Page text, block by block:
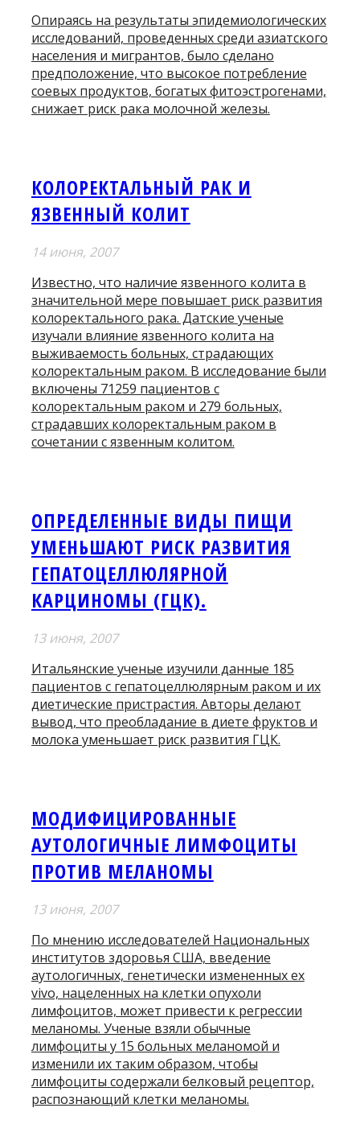
Опираясь на результаты эпидемиологических
исследований, проведенных среди азиатского
населения и мигрантов, было сделано
предположение, что высокое потребление
соевых продуктов, богатых фитоэстрогенами,
снижает риск рака молочной железы.
КОЛОРЕКТАЛЬНЫЙ РАК И
ЯЗВЕННЫЙ КОЛИТ
14 июня, 2007
Известно, что наличие язвенного колита в
значительной мере повышает риск развития
колоректального рака. Датские ученые
изучали влияние язвенного колита на
выживаемость больных, страдающих
колоректальным раком. В исследование были
включены 71259 пациентов с
колоректальным раком и 279 больных,
страдавших колоректальным раком в
сочетании с язвенным колитом.
ОПРЕДЕЛЕННЫЕ ВИДЫ ПИЩИ
УМЕНЬШАЮТ РИСК РАЗВИТИЯ
ГЕПАТОЦЕЛЛЮЛЯРНОЙ
КАРЦИНОМЫ (ГЦК).
13 июня, 2007
Итальянские ученые изучили данные 185
пациентов с гепатоцеллюлярным раком и их
диетические пристрастия. Авторы делают
вывод, что преобладание в диете фруктов и
молока уменьшает риск развития ГЦК.
МОДИФИЦИРОВАННЫЕ
АУТОЛОГИЧНЫЕ ЛИМФОЦИТЫ
ПРОТИВ МЕЛАНОМЫ
13 июня, 2007
По мнению исследователей Национальных
институтов здоровья США, введение
аутологичных, генетически измененных ex
vivo, нацеленных на клетки опухоли
лимфоцитов, может привести к регрессии
меланомы. Ученые взяли обычные
лимфоциты у 15 больных меланомой и
изменили их таким образом, чтобы
лимфоциты содержали белковый рецептор,
распознающий клетки меланомы.